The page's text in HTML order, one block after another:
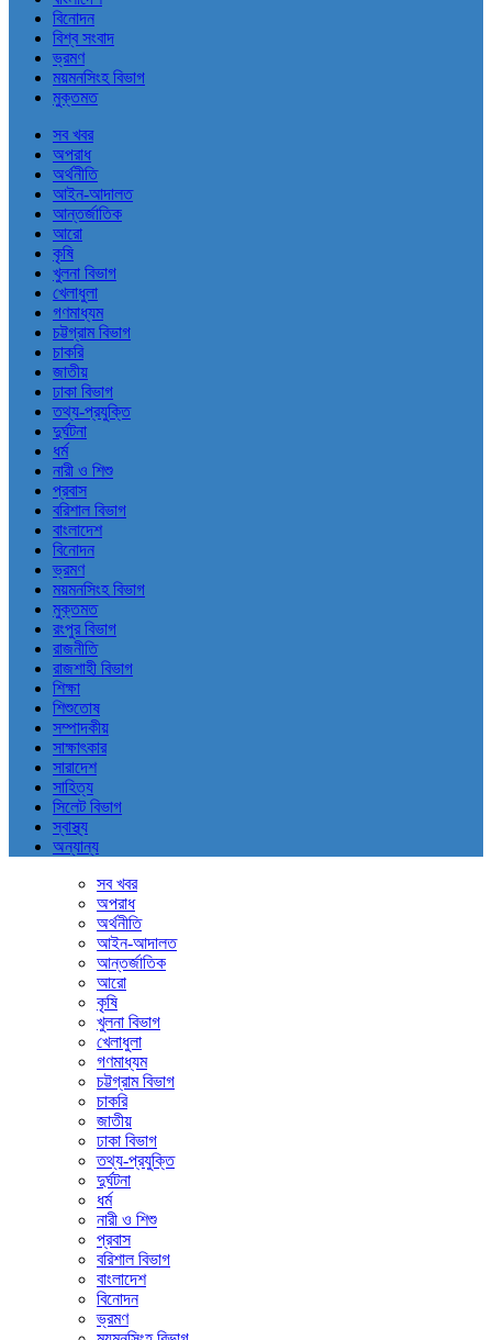
বিনোদন
বিশ্ব সংবাদ
ভ্রমণ
ময়মনসিংহ বিভাগ
মুক্তমত
সব খবর
অপরাধ
অর্থনীতি
আইন-আদালত
আন্তর্জাতিক
আরো
কৃষি
খুলনা বিভাগ
খেলাধুলা
গণমাধ্যম
চট্টগ্রাম বিভাগ
চাকরি
জাতীয়
ঢাকা বিভাগ
তথ্য-প্রযুক্তি
দুর্ঘটনা
ধর্ম
নারী ও শিশু
প্রবাস
বরিশাল বিভাগ
বাংলাদেশ
বিনোদন
ভ্রমণ
ময়মনসিংহ বিভাগ
মুক্তমত
রংপুর বিভাগ
রাজনীতি
রাজশাহী বিভাগ
শিক্ষা
শিশুতোষ
সম্পাদকীয়
সাক্ষাৎকার
সারাদেশ
সাহিত্য
সিলেট বিভাগ
স্বাস্থ্য
অন্যান্য
সব খবর
অপরাধ
অর্থনীতি
আইন-আদালত
আন্তর্জাতিক
আরো
কৃষি
খুলনা বিভাগ
খেলাধুলা
গণমাধ্যম
চট্টগ্রাম বিভাগ
চাকরি
জাতীয়
ঢাকা বিভাগ
তথ্য-প্রযুক্তি
দুর্ঘটনা
ধর্ম
নারী ও শিশু
প্রবাস
বরিশাল বিভাগ
বাংলাদেশ
বিনোদন
ভ্রমণ